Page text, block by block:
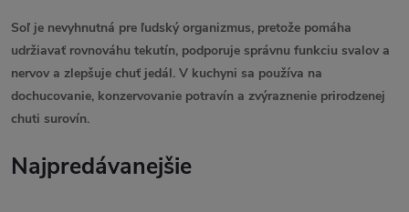
Soľ je nevyhnutná pre ľudský organizmus, pretože pomáha
udržiavať rovnováhu tekutín, podporuje správnu funkciu svalov a
nervov a zlepšuje chuť jedál. V kuchyni sa používa na
dochucovanie, konzervovanie potravín a zvýraznenie prirodzenej
chuti surovín.
Najpredávanejšie